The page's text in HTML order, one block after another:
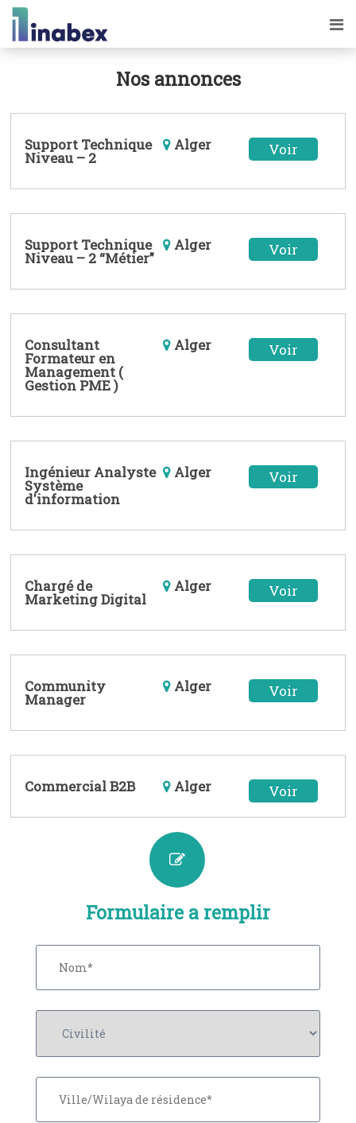
Nos annonces
Support Technique
Niveau – 2
Alger Voir
Support Technique
Niveau – 2 “Métier”
Alger Voir
Consultant
Formateur en
Management (
Gestion PME )
Alger Voir
Ingénieur Analyste
Système
d'information
Alger Voir
Chargé de
Marketing Digital
Alger Voir
Community
Manager
Alger Voir
Commercial B2B Alger Voir
Formulaire a remplir